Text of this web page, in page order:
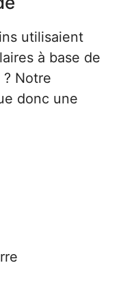
utilisaient
à base de
? Notre
donc une